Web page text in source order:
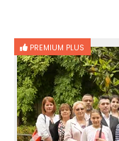
PREMIUM PLUS